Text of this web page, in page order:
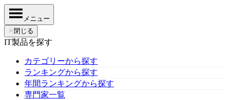
メニュー
✕ 閉じる
IT製品を探す
カテゴリーから探す
ランキングから探す
年間ランキングから探す
専門家一覧